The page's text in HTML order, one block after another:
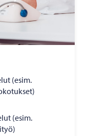
(esim.
(esim.